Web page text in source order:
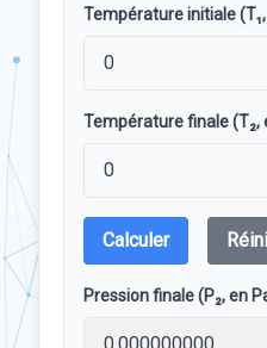
Température initiale (T₁,
Température finale (T₂,
Calculer
Pression finale (P₂, en